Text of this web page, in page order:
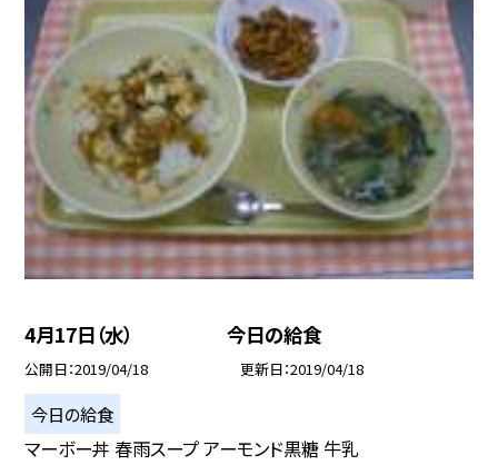
4月17日（水） 今日の給食
公開日 2019/04/18 更新日 2019/04/18
今日の給食
マーボー丼 春雨スープ アーモンド黒糖 牛乳